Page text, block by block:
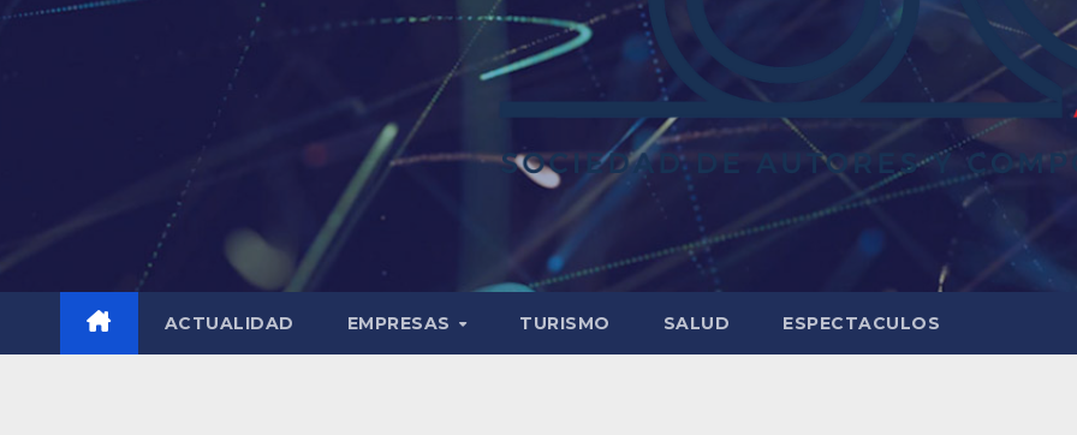
ACTUALIDAD EMPRESAS TURISMO SALUD ESPECTACULOS